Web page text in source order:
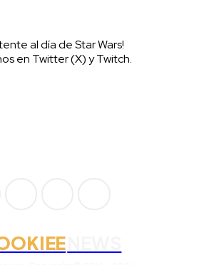
al día de Star Wars!
en Twitter (X) y Twitch.